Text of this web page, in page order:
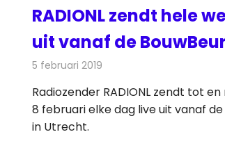
RADIONL zendt hele
uit vanaf de
5 februari 2019
Radiozender RADIONL zendt tot
8 februari elke dag live uit vanaf de
in Utrecht.